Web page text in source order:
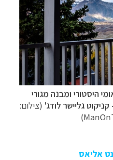
היסטורי ומבנה מגורי
קניקוט גליישר לודג' (צילום:
אליאס